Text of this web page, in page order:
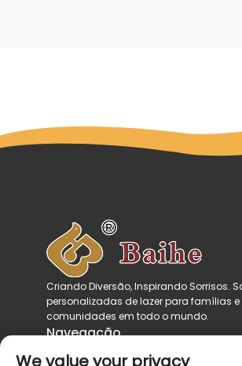
Criando Diversão, Inspirando Sorrisos.
personalizadas de lazer para famílias e
comunidades em todo o mundo.
Navegação
Categorias de produtos
We value your privacy